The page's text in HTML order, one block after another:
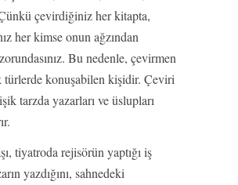
çevirdiğiniz her kitapta,
her kimse onun ağzından
Bu nedenle, çevirmen
türlerde konuşabilen kişidir. Çeviri
tarzda yazarları ve üslupları
tiyatroda rejisörün yaptığı iş
yazdığını, sahnedeki